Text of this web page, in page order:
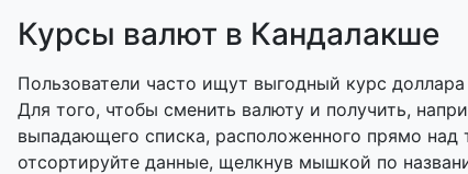
Курсы валют в Кандалакше
Пользователи часто ищут выгодный курс
Для того, чтобы сменить валюту и получить,
выпадающего списка, расположенного прямо
отсортируйте данные, щелкнув мышкой по